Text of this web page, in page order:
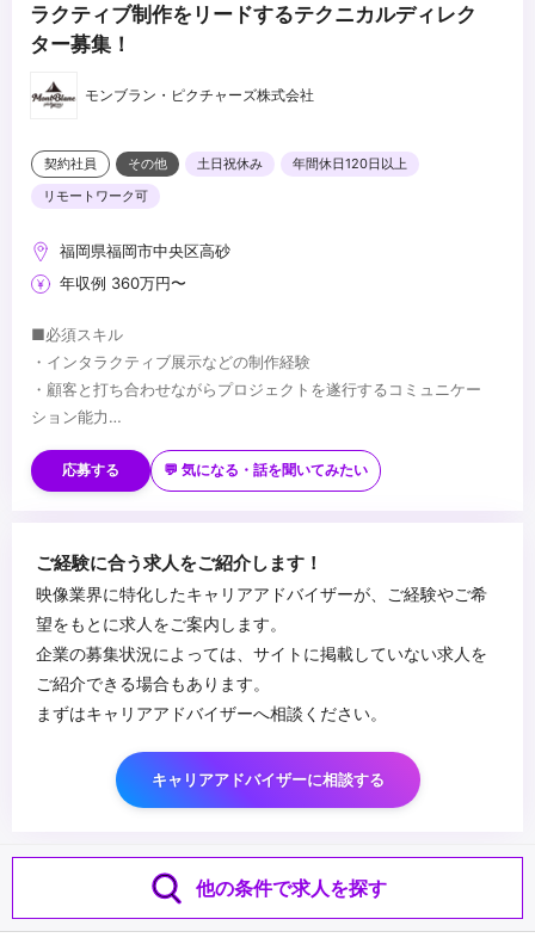
ラクティブ制作をリードするテクニカルディレク
ター募集！
モンブラン・ピクチャーズ株式会社
契約社員 その他 土日祝休み
年間休日120日以上
リモートワーク可
福岡県福岡市中央区高砂
年収例 360万円〜
■必須スキル
・インタラクティブ展示などの制作経験
・顧客と打ち合わせながらプロジェクトを遂行するコミュニケー
ション能力
・インタラクティブ技術を使用するプロジェクトの開発業務経験
応募する 💬 気になる・話を聞いてみたい
ご経験に合う求人をご紹介します！
映像業界に特化したキャリアアドバイザーが、ご経験やご希
望をもとに求人をご案内します。
企業の募集状況によっては、サイトに掲載していない求人を
ご紹介できる場合もあります。
まずはキャリアアドバイザーへ相談ください。
キャリアアドバイザーに相談する
他の条件で求人を探す